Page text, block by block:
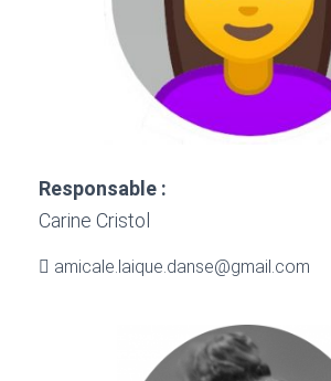
Responsable :
Carine Cristol
amicale.laique.danse@gmail.com